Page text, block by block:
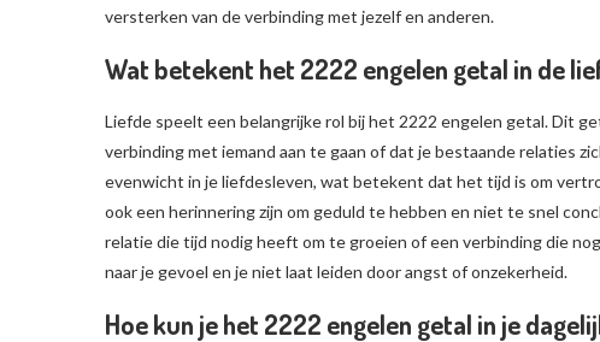
versterken van de verbinding met jezelf en anderen.
Wat betekent het 2222 engelen getal in de
Liefde speelt een belangrijke rol bij het 2222 engelen getal. Dit
verbinding met iemand aan te gaan of dat je bestaande relaties
evenwicht in je liefdesleven, wat betekent dat het tijd is om
ook een herinnering zijn om geduld te hebben en niet te snel
relatie die tijd nodig heeft om te groeien of een verbinding die
naar je gevoel en je niet laat leiden door angst of onzekerheid.
Hoe kun je het 2222 engelen getal in je